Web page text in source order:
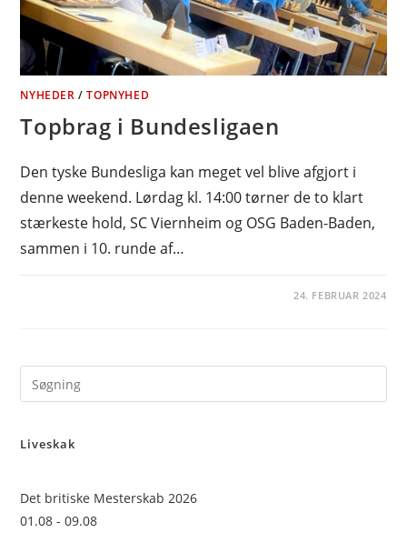
NYHEDER /TOPNYHED
Topbrag i Bundesligaen
Den tyske Bundesliga kan meget vel blive afgjort i
denne weekend. Lørdag kl. 14:00 tørner de to klart
stærkeste hold, SC Viernheim og OSG Baden-Baden,
sammen i 10. runde af…
24. FEBRUAR 2024
Liveskak
Det britiske Mesterskab 2026
01.08 - 09.08